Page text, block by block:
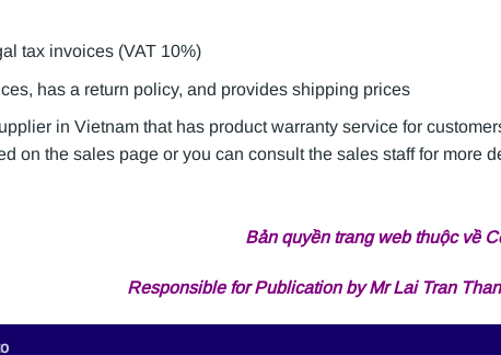
tax invoices (VAT 10%)
has a return policy, and provides shipping prices
in Vietnam that has product warranty service for
on the sales page or you can consult the sales staff for more
Bản quyền trang web thuộc về
Responsible for Publication by Mr Lai Tran